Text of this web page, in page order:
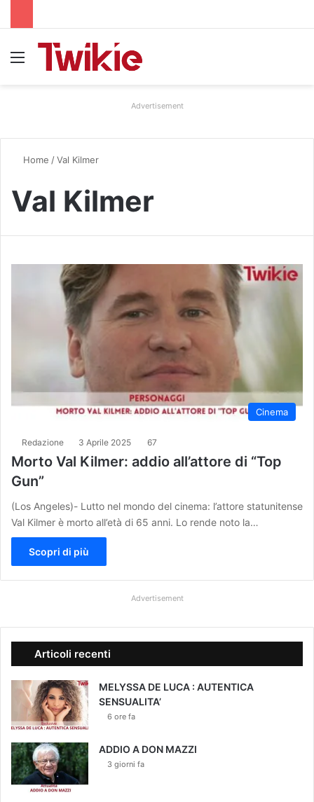
Advertisement
Home /Val Kilmer
Val Kilmer
Cinema
Redazione 3 Aprile 2025 67
Morto Val Kilmer: addio all’attore di “Top
Gun”
(Los Angeles)- Lutto nel mondo del cinema: l’attore statunitense
Val Kilmer è morto all’età di 65 anni. Lo rende noto la…
Scopri di più
Advertisement
Articoli recenti
MELYSSA DE LUCA : AUTENTICA
SENSUALITA’
6 ore fa
ADDIO A DON MAZZI
3 giorni fa